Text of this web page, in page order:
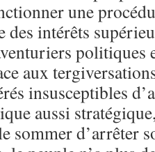
une
des intérêts
politiques
aux
insusceptibles
aussi
sommer d’arrêter